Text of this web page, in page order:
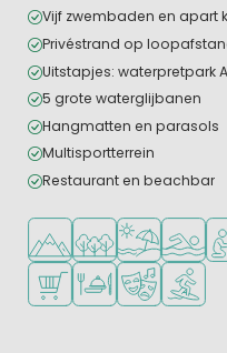
Vijf zwembaden en apart
Privéstrand op
Uitstapjes: waterpretpark
5 grote waterglijbanen
Hangmatten en parasols
Multisportterrein
Restaurant en beachbar
Ligt in de heuvels/bergen
Ligt in een bosrijke
Ligt bij strand
Campingwinkel/
Restaurant of